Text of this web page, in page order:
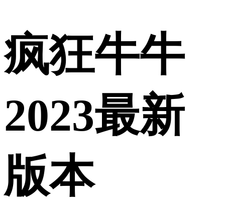
疯狂牛牛
2023最新
版本